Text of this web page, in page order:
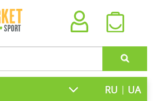
RU | UA